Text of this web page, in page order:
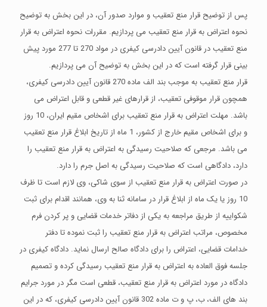
پس از توضیح قرار منع تعقیب و موارد صدور آن، در این بخش به توضیح
نحوه اعتراض به قرار منع تعقیب می پردازیم. مقررات نحوه اعتراض به قرار
منع تعقیب در قانون آیین دادرسی کیفری در مواد 270 تا 277 مورد پیش
بینی قرار گرفته است که در این بخش به توضیح آن می پردازیم.
قرار منع تعقیب به موجب بند الف ماده 270 قانون آیین دادرسی کیفری،
همچون قرار موقوفی تعقیب، از قرارهای غیر قطعی و قابل اعتراض می
باشد. مهلت اعتراض به قرار منع تعقیب برای اشخاص مقیم ایران، 10 روز
و برای اشخاص مقیم خارج از کشور، 1 ماه از تاریخ ابلاغ قرار منع تعقیب
می باشد. مرجعی که صلاحیت رسیدگی به اعتراض به قرار منع تعقیب را
دارد، دادگاهی است که صلاحیت رسیدگی به اصل جرم را دارد.
در صورت اعتراض به قرار منع تعقیب از سوی شاکی، وی لازم است تا ظرف
10 روز یا یک ماه از ابلاغ قرار در سامانه ثنا به وی، همانند اقدام برای ثبت
شکواییه از طریق مراجعه به یکی از دفاتر خدمات قضایی و پر کردن فرم
مخصوص، مراتب اعتراض به قرار منع تعقیب را ثبت نموده تا دفتر
خدامات قضایی، اعتراض را برای دادگاه صالح ارسال نماید. دادگاه کیفری در
جلسه فوق العاده به اعتراض به قرار منع تعقیب رسیدگی کرده و تصمیم
دادگاه در مورد اعتراض به قرار منع تعقیب، قطعی است مگر در مورد جرایم
بند های الف، ب، پ و ت ماده 302 قانون آیین دادرسی کیفری، که در این